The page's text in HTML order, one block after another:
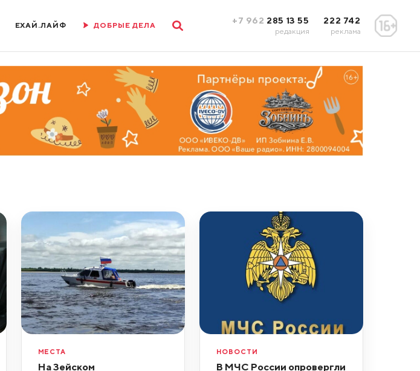
ЕХАЙ.ЛАЙФ ДОБРЫЕ ДЕЛА +7 962 285 13 55
редакция
222 742
реклама
МЕСТА
На Зейском
НОВОСТИ
В МЧС России опровергли